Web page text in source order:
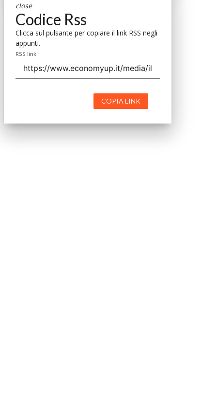
close
Codice Rss
Clicca sul pulsante per copiare il link RSS negli
appunti.
RSS link
COPIA LINK